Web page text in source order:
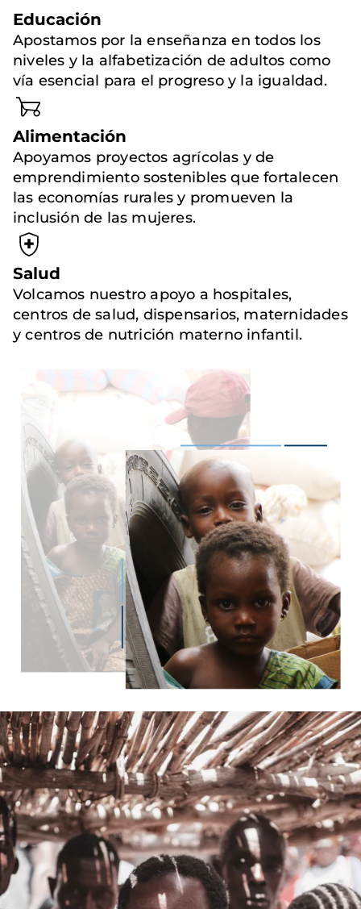
Educación
Apostamos por la enseñanza en todos los
niveles y la alfabetización de adultos como
vía esencial para el progreso y la igualdad.
Alimentación
Apoyamos proyectos agrícolas y de
emprendimiento sostenibles que fortalecen
las economías rurales y promueven la
inclusión de las mujeres.
Salud
Volcamos nuestro apoyo a hospitales,
centros de salud, dispensarios, maternidades
y centros de nutrición materno infantil.